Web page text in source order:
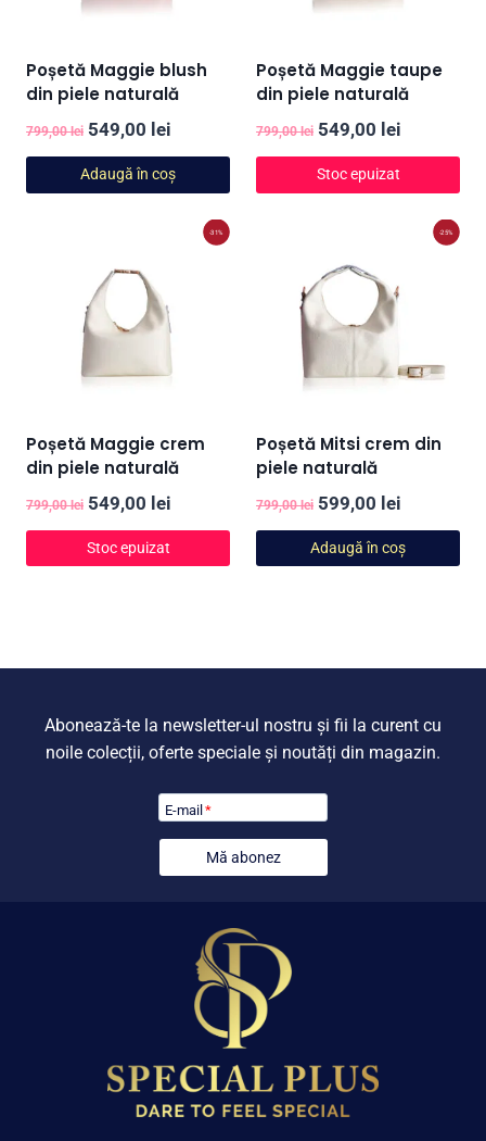
Poșetă Maggie blush
din piele naturală
799,00lei Prețul
inițial
549,00 lei
curent
este:
549,00 lei.
Adaugă în coș
Poșetă Maggie taupe
din piele naturală
799,00lei Prețul
inițial
549,00 lei
curent
549,00
Stoc epuizat
-31%
Poșetă Maggie crem
din piele naturală
799,00lei Prețul
inițial
a
549,00 lei
curent
Stoc epuizat
-25%
Poșetă Mitsi crem din
piele naturală
799,00lei Prețul
inițial
a
599,00 lei
curent
este:
Adaugă în coș
Abonează-te la newsletter-ul nostru și fii la curent cu
noile colecții, oferte speciale și noutăți din magazin.
E-mail *
Mă abonez